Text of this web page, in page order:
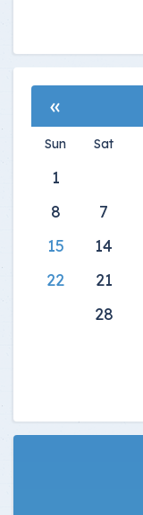
»
Sat
Sun
1
7
8
14
15
21
22
28